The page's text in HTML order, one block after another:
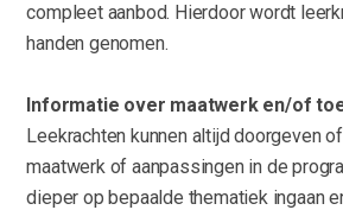
compleet aanbod. Hierdoor wordt
handen genomen.
Informatie over maatwerk en/of
Leekrachten kunnen altijd doorgeven
maatwerk of aanpassingen in de
dieper op bepaalde thematiek ingaan